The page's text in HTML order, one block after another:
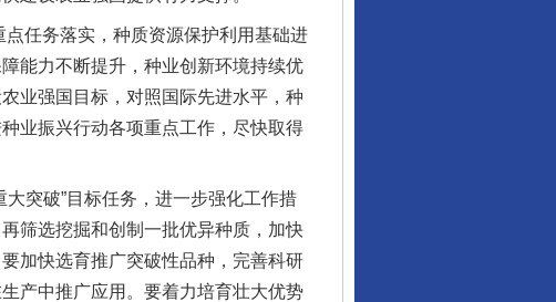
任务落实，种质资源保护利用基础进
能力不断提升，种业创新环境持续优
业强国目标，对照国际先进水平，种
业振兴行动各项重点工作，尽快取得
突破”目标任务，进一步强化工作措
筛选挖掘和创制一批优异种质，加快
加快选育推广突破性品种，完善科研
产中推广应用。要着力培育壮大优势